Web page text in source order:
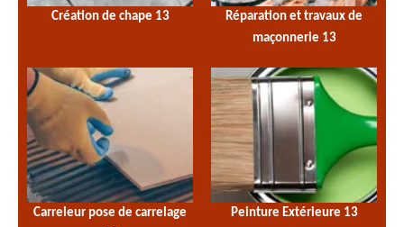
Création de chape 13
Réparation et travaux de
maçonnerie 13
Carreleur pose de carrelage
Peinture Extérieure 13